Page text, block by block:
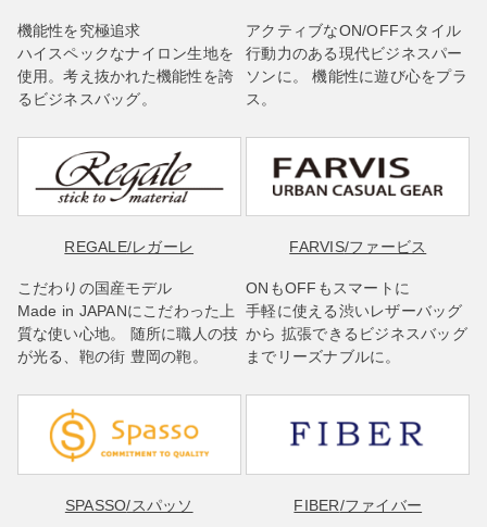
機能性を究極追求
ハイスペックなナイロン生地を
使用。考え抜かれた機能性を誇
るビジネスバッグ。
アクティブなON/OFFスタイル
行動力のある現代ビジネスパー
ソンに。 機能性に遊び心をプラ
ス。
REGALE/レガーレ
こだわりの国産モデル
Made in JAPANにこだわった上
質な使い心地。 随所に職人の技
が光る、鞄の街 豊岡の鞄。
FARVIS/ファービス
ONもOFFもスマートに
手軽に使える渋いレザーバッグ
から 拡張できるビジネスバッグ
までリーズナブルに。
SPASSO/スパッソ FIBER/ファイバー